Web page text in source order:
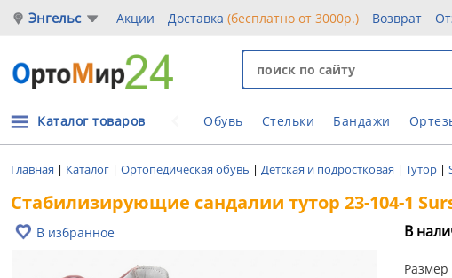
Энгельс Акции Доставка(бесплатно от 3000р.) Возврат
Обувь Стельки Бандажи
Каталог товаров
Главная | Каталог | Ортопедическая обувь | Детская и подростковая | Тутор |
Стабилизирующие сандалии тутор 23-104-1
В избранное В
Размер